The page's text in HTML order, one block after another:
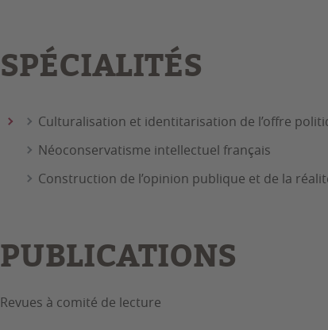
SPÉCIALITÉS
Culturalisation et identitarisation de l’offre
Néoconservatisme intellectuel français
Construction de l’opinion publique et de la
PUBLICATIONS
Revues à comité de lecture